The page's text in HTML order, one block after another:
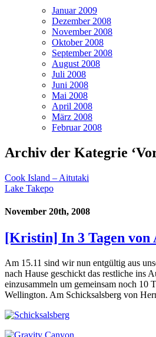
Januar 2009
Dezember 2008
November 2008
Oktober 2008
September 2008
August 2008
Juli 2008
Juni 2008
Mai 2008
April 2008
März 2008
Februar 2008
Archiv der Kategrie
Cook Island – Aitutaki
Lake Takepo
November 20th, 2008
[Kristin] In 3 Tagen von
Am 15.11 sind wir nun entgültig aus
nach Hause geschickt das restliche ins
einzusammeln um gemeinsam noch 10
Wellington. Am Schicksalsberg von